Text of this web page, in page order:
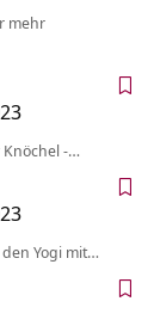
mehr
Knöchel -…
Yogi mit…